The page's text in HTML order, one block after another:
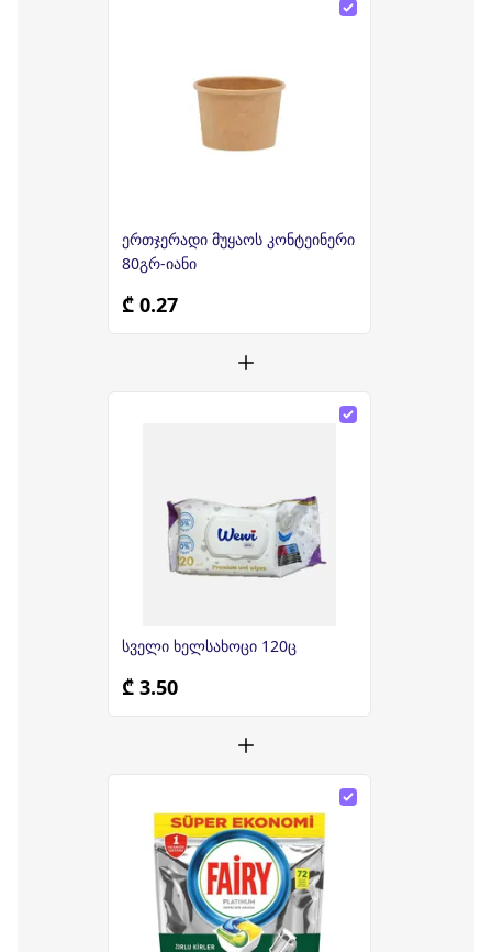
ერთჯერადი მუყაოს კონტეინერი
80გრ-იანი
₾ 0.27
სველი ხელსახოცი 120ც
₾ 3.50